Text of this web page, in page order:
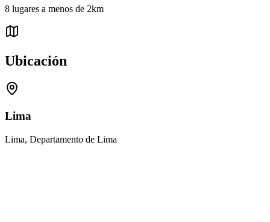
8 lugares a menos de 2km
Ubicación
Lima
Lima, Departamento de Lima